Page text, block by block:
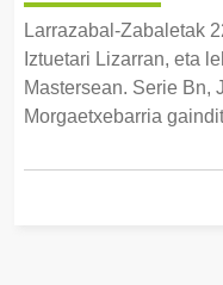
Larrazabal-Zabaletak
Iztuetari Lizarran, eta
Mastersean. Serie Bn,
Morgaetxebarria